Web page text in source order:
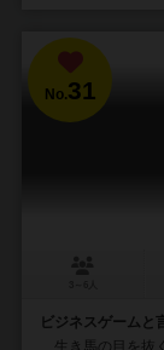
No.31
ビジネスゲームと
生き馬の目を抜